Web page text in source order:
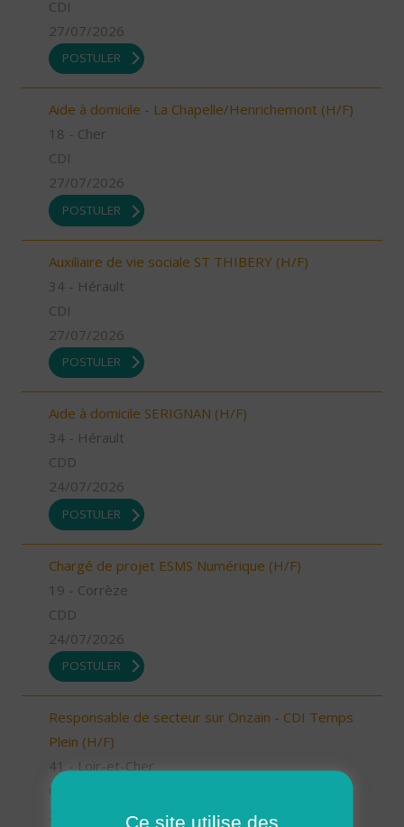
CDI
27/07/2026
POSTULER
Aide à domicile - La Chapelle/Henrichemont (H/F)
18 - Cher
CDI
27/07/2026
POSTULER
Auxiliaire de vie sociale ST THIBERY (H/F)
34 - Hérault
CDI
27/07/2026
POSTULER
Aide à domicile SERIGNAN (H/F)
34 - Hérault
CDD
24/07/2026
POSTULER
Chargé de projet ESMS Numérique (H/F)
19 - Corrèze
CDD
24/07/2026
POSTULER
Responsable de secteur sur Onzain - CDI Temps
Plein (H/F)
41 - Loir-et-Cher
CDI
Ce site utilise des